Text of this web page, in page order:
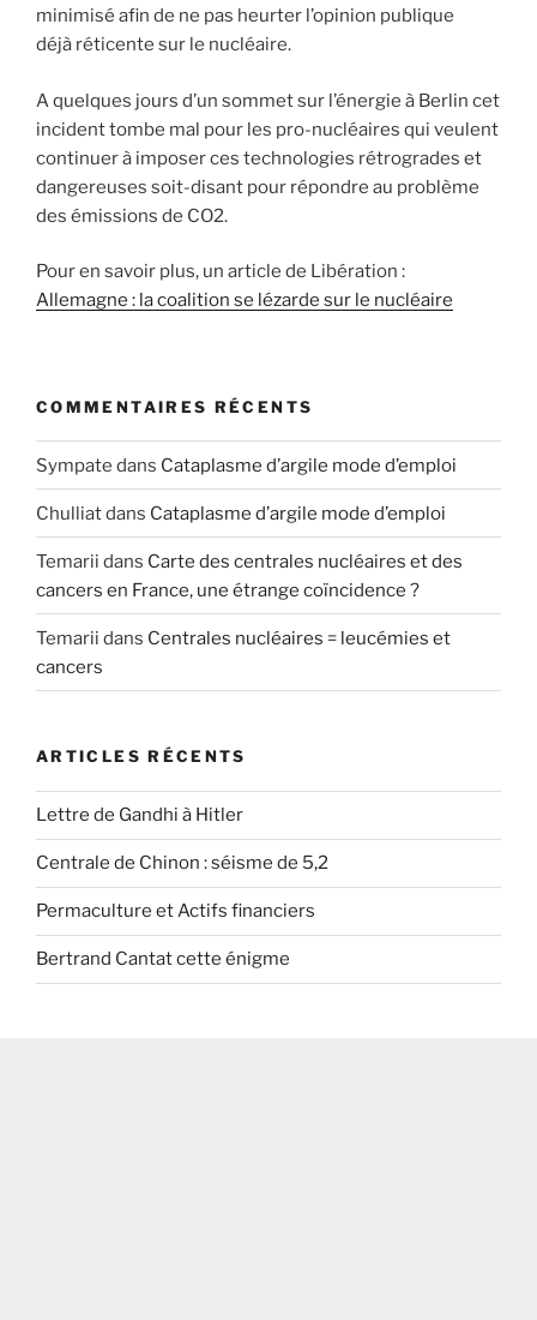
minimisé afin de ne pas heurter l’opinion publique
déjà réticente sur le nucléaire.
A quelques jours d’un sommet sur l’énergie à Berlin cet
incident tombe mal pour les pro-nucléaires qui veulent
continuer à imposer ces technologies rétrogrades et
dangereuses soit-disant pour répondre au problème
des émissions de CO2.
Pour en savoir plus, un article de Libération :
Allemagne : la coalition se lézarde sur le nucléaire
COMMENTAIRES RÉCENTS
Sympate dans Cataplasme d’argile mode d’emploi
Chulliatdans Cataplasme d’argile mode d’emploi
Temarii dans Carte des centrales nucléaires et des
cancers en France, une étrange coïncidence ?
Temarii dans Centrales nucléaires = leucémies et
cancers
ARTICLES RÉCENTS
Lettre de Gandhi à Hitler
Centrale de Chinon : séisme de 5,2
Permaculture et Actifs financiers
Bertrand Cantat cette énigme